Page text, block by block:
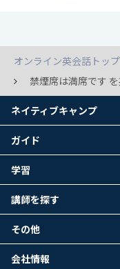
オンライン英会話トップ
禁煙席は満席です
ネイティブキャンプ
ガイド
学習
講師を探す
その他
会社情報